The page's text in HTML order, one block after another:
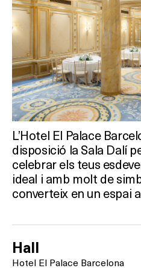
L’Hotel El Palace
disposició la Sala Dalí
celebrar els teus
ideal i amb molt de
converteix en un espai
Hall
Hotel El Palace Barcelona